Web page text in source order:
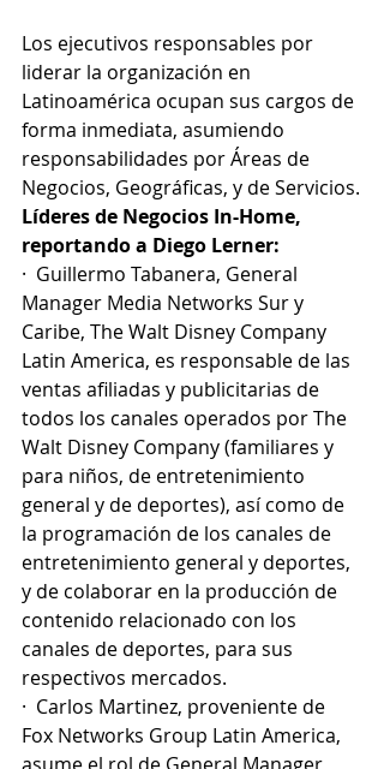
Los ejecutivos responsables por
liderar la organización en
Latinoamérica ocupan sus cargos de
forma inmediata, asumiendo
responsabilidades por Áreas de
Negocios, Geográficas, y de Servicios.
Líderes de Negocios In-Home,
reportando a Diego Lerner:
·  Guillermo Tabanera, General
Manager Media Networks Sur y
Caribe, The Walt Disney Company
Latin America, es responsable de las
ventas afiliadas y publicitarias de
todos los canales operados por The
Walt Disney Company (familiares y
para niños, de entretenimiento
general y de deportes), así como de
la programación de los canales de
entretenimiento general y deportes,
y de colaborar en la producción de
contenido relacionado con los
canales de deportes, para sus
respectivos mercados.
·  Carlos Martinez, proveniente de
Fox Networks Group Latin America,